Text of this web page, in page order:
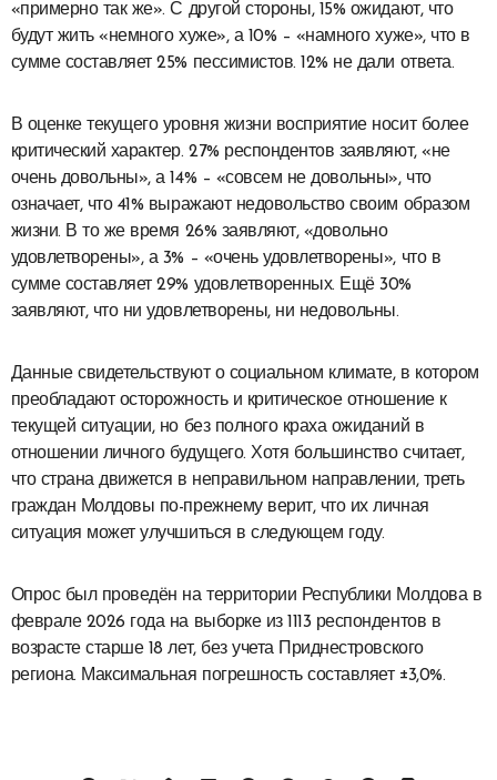
«примерно так же». С другой стороны, 15% ожидают, что
будут жить «немного хуже», а 10% – «намного хуже», что в
сумме составляет 25% пессимистов. 12% не дали ответа.
В оценке текущего уровня жизни восприятие носит более
критический характер. 27% респондентов заявляют, «не
очень довольны», а 14% – «совсем не довольны», что
означает, что 41% выражают недовольство своим образом
жизни. В то же время 26% заявляют, «довольно
удовлетворены», а 3% – «очень удовлетворены», что в
сумме составляет 29% удовлетворенных. Ещё 30%
заявляют, что ни удовлетворены, ни недовольны.
Данные свидетельствуют о социальном климате, в котором
преобладают осторожность и критическое отношение к
текущей ситуации, но без полного краха ожиданий в
отношении личного будущего. Хотя большинство считает,
что страна движется в неправильном направлении, треть
граждан Молдовы по-прежнему верит, что их личная
ситуация может улучшиться в следующем году.
Опрос был проведён на территории Республики Молдова в
феврале 2026 года на выборке из 1113 респондентов в
возрасте старше 18 лет, без учета Приднестровского
региона. Максимальная погрешность составляет ±3,0%.